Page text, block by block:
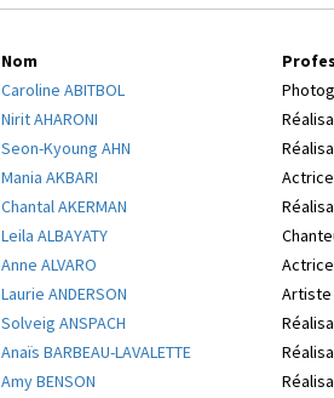
Nom
Caroline ABITBOL
Nirit AHARONI
Seon-Kyoung AHN
Mania AKBARI
Chantal AKERMAN
Leila ALBAYATY
Anne ALVARO
Actrice
Laurie ANDERSON
Artiste
Solveig ANSPACH
Anaïs BARBEAU-LAVALETTE
Amy BENSON